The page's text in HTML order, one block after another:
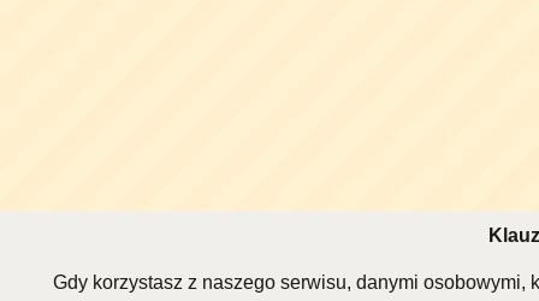
Gdy korzystasz z naszego serwisu, danymi osobowymi,